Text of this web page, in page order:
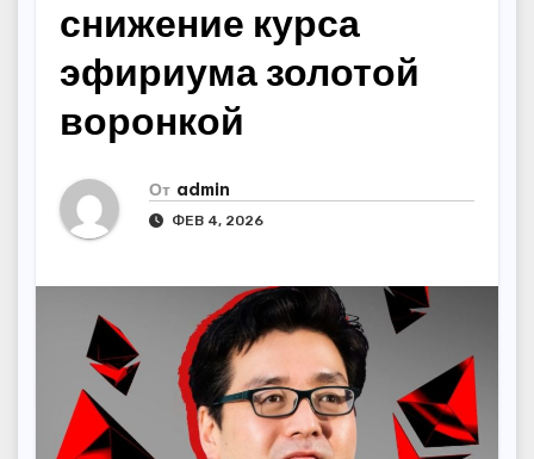
снижение курса
эфириума золотой
воронкой
От admin
ФЕВ 4, 2026